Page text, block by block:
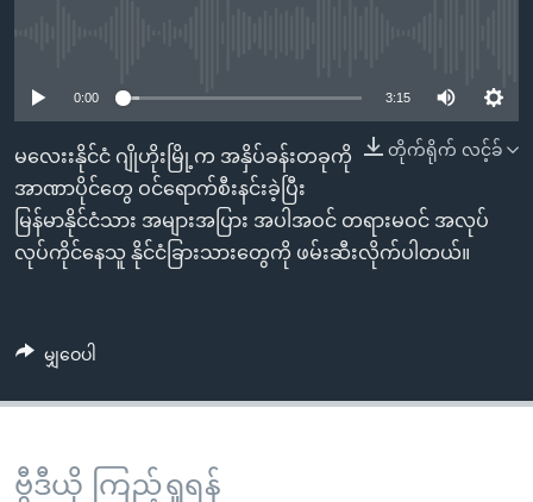
စာမျက်နှာ
သို့
ကျော်
ကြည့်
ရန်
ရန်
ဗွီအိုအေ လူမှုကွန်ယက်များ
0:00 3:15
တိုက်ရိုက် လင့်ခ်
မလေးးနိုင်ငံ ဂျိုဟိုးမြို့က အနှိပ်ခန်းတခုကို
အာဏာပိုင်တွေ ဝင်ရောက်စီးနင်းခဲ့ပြီး
မြန်မာနိုင်ငံသား အများအပြား အပါအဝင် တရားမဝင် အလုပ်
လုပ်ကိုင်နေသူ နိုင်ငံခြားသားတွေကို ဖမ်းဆီးလိုက်ပါတယ်။
မျှဝေပါ
ဗွီဒီယို ကြည့်ရှုရန်